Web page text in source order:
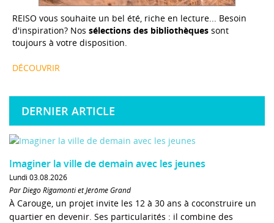
REISO vous souhaite un bel été, riche en lecture... Besoin
d'inspiration? Nos sélections des bibliothèques sont
toujours à votre disposition.
DÉCOUVRIR
DERNIER ARTICLE
Imaginer la ville de demain avec les jeunes
Lundi 03.08.2026
Par Diego Rigamonti et Jérôme Grand
À Carouge, un projet invite les 12 à 30 ans à coconstruire un
quartier en devenir. Ses particularités : il combine des